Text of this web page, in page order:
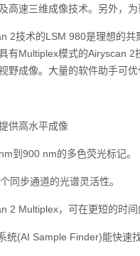
高速三维成像技术。另外，
术的LSM 980是理想的共
有Multiplex‍模式的Airyscan
野成像。大量的软件助手可
高水平成像
900 nm的多色荧光标记。
步通道的光谱灵活性。
Multiplex，可在更短的时间
(AI Sample Finder)能快速找